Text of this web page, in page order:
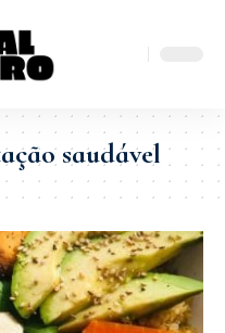
saudável